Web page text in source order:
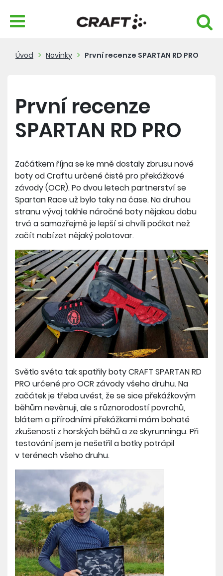
Úvod Novinky První recenze SPARTAN RD PRO
První recenze
SPARTAN RD PRO
Začátkem října se ke mně dostaly zbrusu nové
boty od Craftu určené čistě pro překážkové
závody (OCR). Po dvou letech partnerství se
Spartan Race už bylo taky na čase. Na druhou
stranu vývoj takhle náročné boty nějakou dobu
trvá a samozřejmě je lepší si chvíli počkat než
začít nabízet nějaký polotovar.
Světlo světa tak spatřily boty CRAFT SPARTAN RD
PRO určené pro OCR závody všeho druhu. Na
začátek je třeba uvést, že se sice překážkovým
běhům nevěnuji, ale s různorodostí povrchů,
blátem a přírodními překážkami mám bohaté
zkušenosti z horských běhů a ze skyrunningu. Při
testování jsem je nešetřil a botky potrápil
v terénech všeho druhu.